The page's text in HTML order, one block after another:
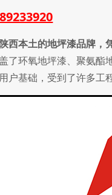
西本土的地坪漆品牌，
了环氧地坪漆、聚氨酯
户基础，受到了许多工